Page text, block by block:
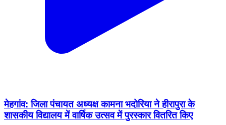
मेहगांव: जिला पंचायत अध्यक्ष कामना भदोरिया ने हीरापुरा के
शासकीय विद्यालय में वार्षिक उत्सव में पुरस्कार वितरित किए